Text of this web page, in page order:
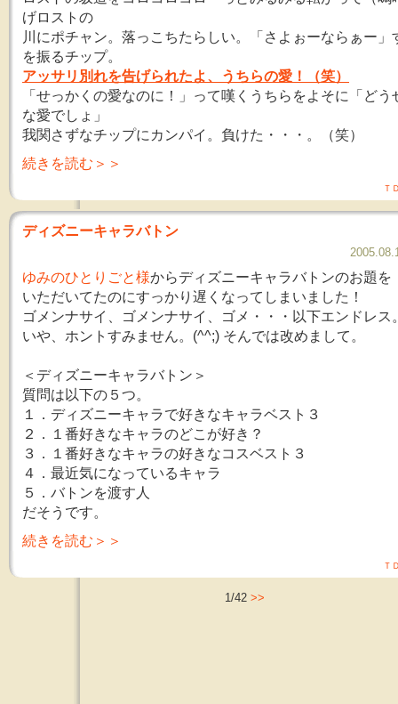
げロストの
川にポチャン。落っこちたらしい。「さよぉーならぁー」
を振るチップ。
アッサリ別れを告げられたよ、うちらの愛！（笑）
「せっかくの愛なのに！」って嘆くうちらをよそに「どう
な愛でしょ」
我関さずなチップにカンパイ。負けた・・・。（笑）
続きを読む＞＞
Ｔ
ディズニーキャラバトン
ゆみのひとりごと様からディズニーキャラバトンのお題を
いただいてたのにすっかり遅くなってしまいました！
ゴメンナサイ、ゴメンナサイ、ゴメ・・・以下エンドレス
いや、ホントすみません。(^^;) そんでは改めまして。
＜ディズニーキャラバトン＞
質問は以下の５つ。
１．ディズニーキャラで好きなキャラベスト３
２．１番好きなキャラのどこが好き？
３．１番好きなキャラの好きなコスベスト３
４．最近気になっているキャラ
５．バトンを渡す人
だそうです。
続きを読む＞＞
Ｔ
1/42 >>